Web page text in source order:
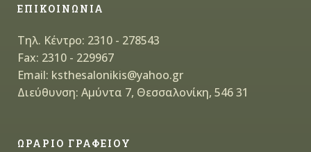
ΕΠΙΚΟΙΝΩΝΙΑ
Τηλ. Κέντρο: 2310 - 278543
Fax: 2310 - 229967
Email: ksthesalonikis@yahoo.gr
Διεύθυνση: Αμύντα 7, Θεσσαλονίκη, 546 31
ΩΡΑΡΙΟ ΓΡΑΦΕΙΟΥ